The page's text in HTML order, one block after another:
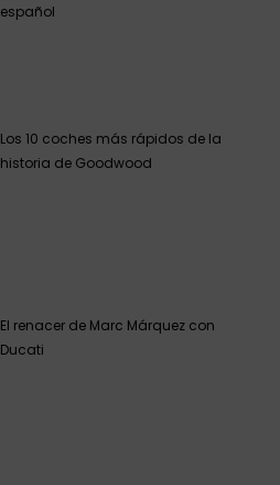
español
Los 10 coches más rápidos de la
historia de Goodwood
El renacer de Marc Márquez con
Ducati